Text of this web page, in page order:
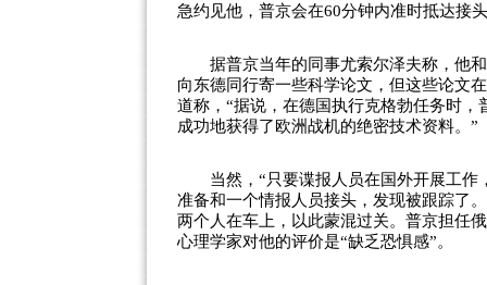
急约见他，普京会在60分钟内准时抵达接
据普京当年的同事尤索尔泽夫称，他和
向东德同行寄一些科学论文，但这些论文
道称，“据说，在德国执行克格勃任务时
成功地获得了欧洲战机的绝密技术资料。”
当然，“只要谍报人员在国外开展工作
准备和一个情报人员接头，发现被跟踪了
两个人在车上，以此蒙混过关。普京担任
心理学家对他的评价是“缺乏恐惧感”。